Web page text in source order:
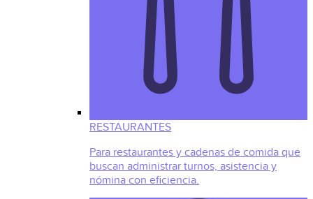
RESTAURANTES
Para restaurantes y cadenas de comida que
buscan administrar turnos, asistencia y
nómina con eficiencia.